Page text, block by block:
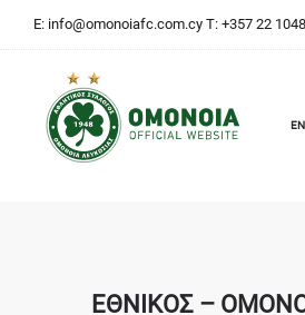
E: info@omonoiafc.com.cy T: +357 22
ΕΘΝΙΚΟΣ –